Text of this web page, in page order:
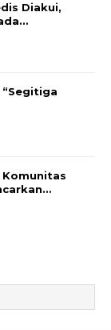
Diakui,
Komunitas